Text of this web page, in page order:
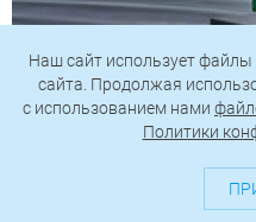
Наш сайт использует
сайта. Продолжая
c использованием нами
Политики